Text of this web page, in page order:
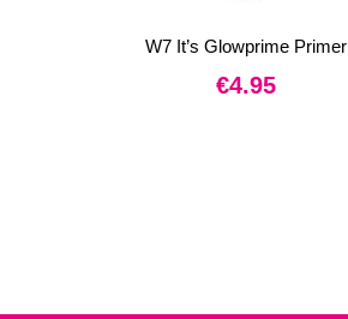
W7 It’s Glowprime Primer
€4.95